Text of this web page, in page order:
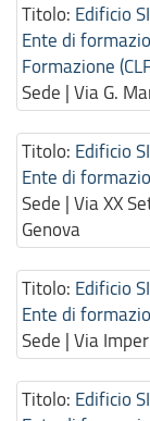
Titolo: Edificio
Ente di
Formazione
Sede | Via G.
Titolo: Edificio
Ente di
Sede | Via XX
Genova
Titolo: Edificio
Ente di
Sede | Via
Titolo: Edificio